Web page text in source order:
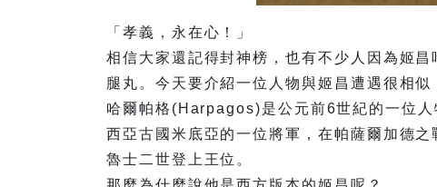
「孝義，永在心！」
相信大家還記得封神榜，也有不少人因為姬
腿丸。今天要介紹一位人物與姬昌遭遇很相似
哈爾帕格(Harpagos)是公元前6世紀的一位
西亞古國米底亞的一位將軍，在帕薩爾加德
魯士二世登上王位。